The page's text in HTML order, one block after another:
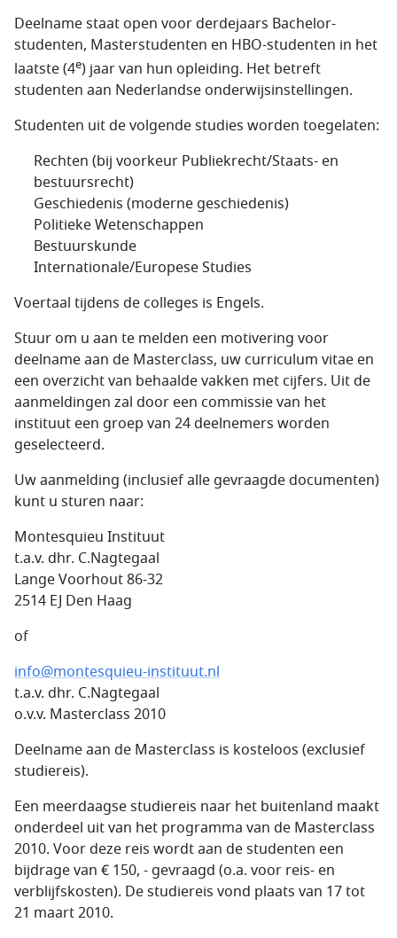
Deelname staat open voor derdejaars Bachelor-
studenten, Masterstudenten en HBO-studenten in het
laatste (4e) jaar van hun opleiding. Het betreft
studenten aan Nederlandse onderwijsinstellingen.
Studenten uit de volgende studies worden toegelaten:
Rechten (bij voorkeur Publiekrecht/Staats- en
bestuursrecht)
Geschiedenis (moderne geschiedenis)
Politieke Wetenschappen
Bestuurskunde
Internationale/Europese Studies
Voertaal tijdens de colleges is Engels.
Stuur om u aan te melden een motivering voor
deelname aan de Masterclass, uw curriculum vitae en
een overzicht van behaalde vakken met cijfers. Uit de
aanmeldingen zal door een commissie van het
instituut een groep van 24 deelnemers worden
geselecteerd.
Uw aanmelding (inclusief alle gevraagde documenten)
kunt u sturen naar:
Montesquieu Instituut
t.a.v. dhr. C.Nagtegaal
Lange Voorhout 86-32
2514 EJ Den Haag
of
info@montesquieu-instituut.nl
t.a.v. dhr. C.Nagtegaal
o.v.v. Masterclass 2010
Deelname aan de Masterclass is kosteloos (exclusief
studiereis).
Een meerdaagse studiereis naar het buitenland maakt
onderdeel uit van het programma van de Masterclass
2010. Voor deze reis wordt aan de studenten een
bijdrage van € 150, - gevraagd (o.a. voor reis- en
verblijfskosten). De studiereis vond plaats van 17 tot
21 maart 2010.